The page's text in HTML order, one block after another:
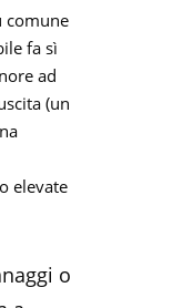
comune
fa sì
ad
(un
elevate
o